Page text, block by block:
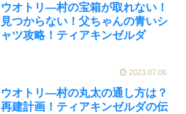
ウオトリ―村の宝箱が取れない！
見つからない！父ちゃんの青いシ
ャツ攻略！ティアキンゼルダ
2023.07.06
ウオトリ―村の丸太の通し方は？
再建計画！ティアキンゼルダの伝